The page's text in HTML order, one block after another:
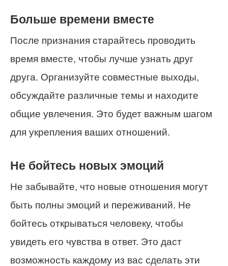
Больше времени вместе
После признания старайтесь проводить
время вместе, чтобы лучше узнать друг
друга. Организуйте совместные выходы,
обсуждайте различные темы и находите
общие увлечения. Это будет важным шагом
для укрепления ваших отношений.
Не бойтесь новых эмоций
Не забывайте, что новые отношения могут
быть полны эмоций и переживаний. Не
бойтесь открываться человеку, чтобы
увидеть его чувства в ответ. Это даст
возможность каждому из вас сделать эти